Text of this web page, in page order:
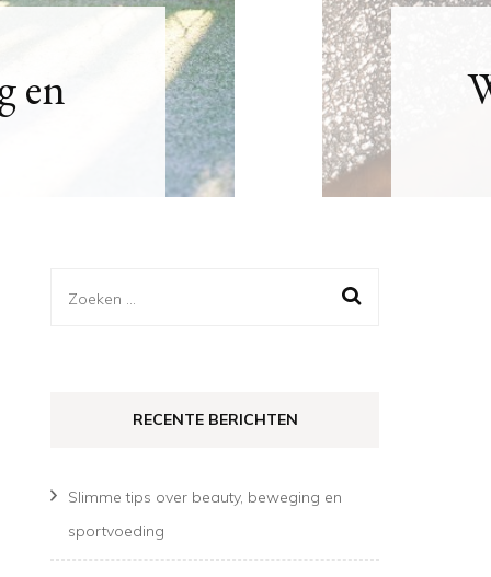
je
Zoeken
RECENTE BERICHTEN
Slimme tips over beauty, beweging en
sportvoeding